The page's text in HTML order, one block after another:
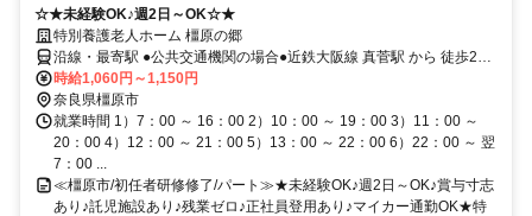
☆★未経験OK♪週2日～OK☆★
特別養護老人ホーム 橿原の郷
沿線・最寄駅 ●公共交通機関の場合●近鉄大阪線 真菅駅 から 徒歩20
分
時給1,060円～1,150円
奈良県橿原市
就業時間 1）7：00 ～ 16：00 2）10：00 ～ 19：00 3）11：00 ～
20：00 4）12：00 ～ 21：00 5）13：00 ～ 22：00 6）22：00 ～ 翌
7：00 ...
≪橿原市/初任者研修修了/パート≫★未経験OK♪週2日～OK♪賞与寸志
あり♪託児施設あり♪残業ゼロ♪正社員登用あり♪マイカー通勤OK★特